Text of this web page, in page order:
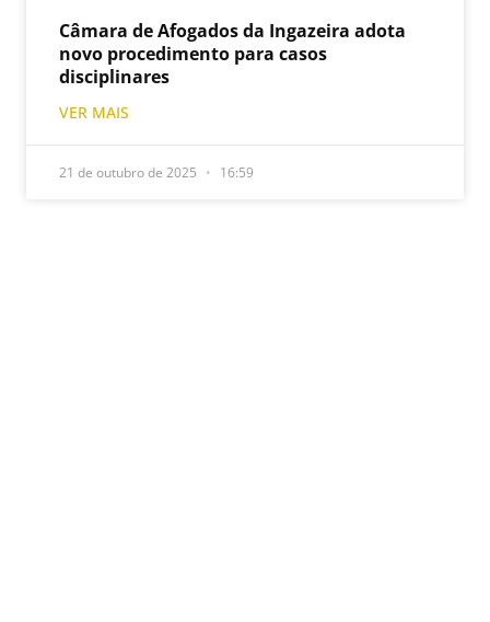
Câmara de Afogados da Ingazeira adota
novo procedimento para casos
disciplinares
VER MAIS
21 de outubro de 2025 16:59